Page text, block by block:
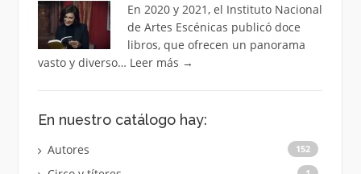
En 2020 y 2021, el Instituto Nacional
de Artes Escénicas publicó doce
libros, que ofrecen un panorama
vasto y diverso… Leer más →
En nuestro catálogo hay:
Autores 152